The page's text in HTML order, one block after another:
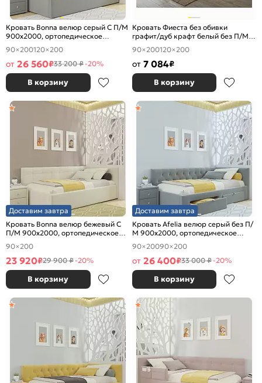
Кровать Bonna велюр серый С П/М
900x2000, ортопедическое
основание, изголовье мягкое
90×200120×200
от 26 560₽33 200 ₽-20%
В корзину
Кровать Фиеста без обивки
графит/дуб крафт белый без П/М
900x2000, изголовье жесткое
90×200120×200
от 7 084₽
В корзину
Доставим завтра
Кровать Bonna велюр бежевый С
П/М 900x2000, ортопедическое
основание, изголовье мягкое
90×200
23 920₽29 900 ₽-20%
В корзину
Доставим завтра
Кровать Afelia велюр серый без П/
М 900x2000, ортопедическое
основание, изголовье мягкое
90×20090×200
от 26 400₽33 000 ₽-20%
В корзину